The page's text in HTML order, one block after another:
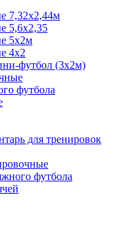
7,32х2,44м
5,6х2,35
5х2м
4х2
футбол (3х2м)
футбола
для тренировок
футбола